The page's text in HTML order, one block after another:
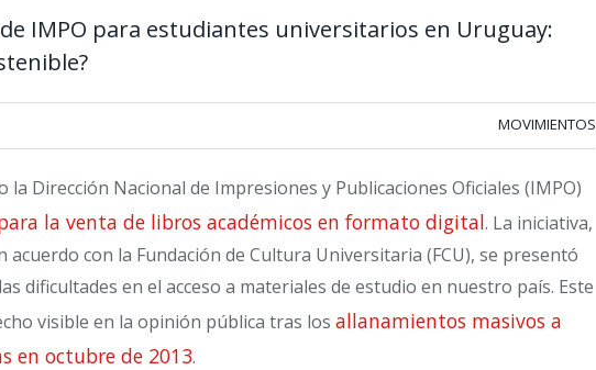
IMPO para estudiantes universitarios en Uruguay:
MOVIMIENTOS
la Dirección Nacional de Impresiones y Publicaciones Oficiales (IMPO)
la venta de libros académicos en formato digital. La iniciativa,
acuerdo con la Fundación de Cultura Universitaria (FCU), se presentó
dificultades en el acceso a materiales de estudio en nuestro país. Este
visible en la opinión pública tras los allanamientos masivos a
en octubre de 2013.